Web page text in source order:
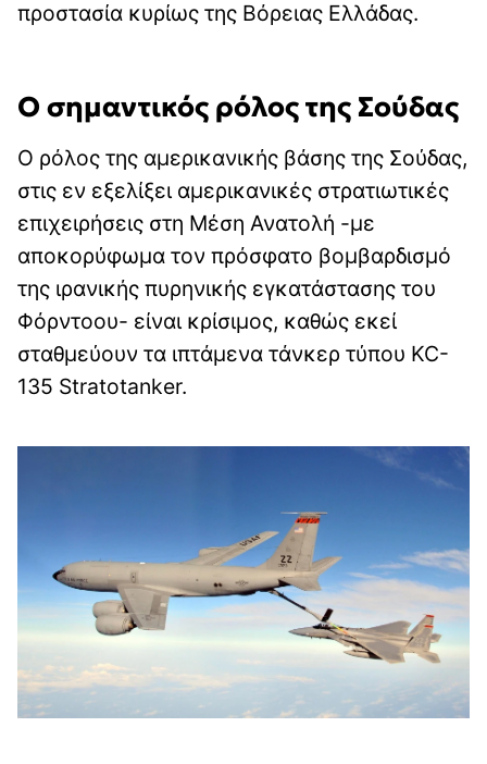
προστασία κυρίως της Βόρειας Ελλάδας.
Ο σημαντικός ρόλος της Σούδας
Ο ρόλος της αμερικανικής βάσης της Σούδας,
στις εν εξελίξει αμερικανικές στρατιωτικές
επιχειρήσεις στη Μέση Ανατολή -με
αποκορύφωμα τον πρόσφατο βομβαρδισμό
της ιρανικής πυρηνικής εγκατάστασης του
Φόρντοου- είναι κρίσιμος, καθώς εκεί
σταθμεύουν τα ιπτάμενα τάνκερ τύπου KC-
135 Stratotanker.